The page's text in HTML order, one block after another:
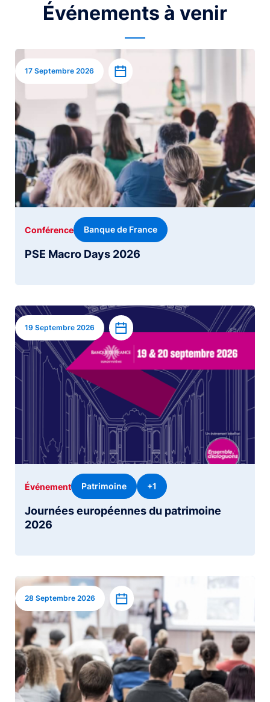
Événements à venir
Image
17 Septembre 2026 Ajouter à l’agenda
PSE Macro Days 2026
Conférence Banque de France
Image
19 Septembre 2026 Ajouter à l’agenda
Journées européennes du patrimoine
2026
Événement Patrimoine +1
Image
28 Septembre 2026 Ajouter à l’agenda